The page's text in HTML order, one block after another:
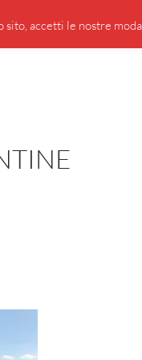
BORSOI
accetti le nostre